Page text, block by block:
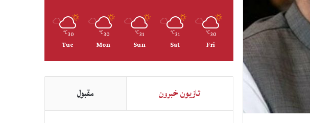
30
℃
Fri
31
℃
Sat
31
℃
Sun
30
℃
Mon
30
℃
Tue
تازيون خبرون مقبول